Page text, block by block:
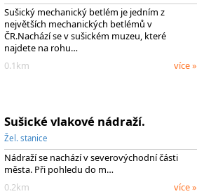
Sušický mechanický betlém je jedním z
největších mechanických betlémů v
ČR.Nachází se v sušickém muzeu, které
najdete na rohu…
0.1km
více »
Sušické vlakové nádraží.
Žel. stanice
Nádraží se nachází v severovýchodní části
města. Při pohledu do m…
0.2km
více »